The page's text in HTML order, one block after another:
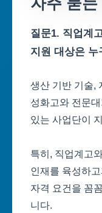
질문1. 직업계
지원 대상은 누
생산 기반 기술,
성화고와 전문
있는 사업단이
특히, 직업계고
인재를 육성하
자격 요건을 꼼
니다.